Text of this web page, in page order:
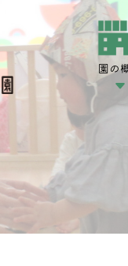
園の